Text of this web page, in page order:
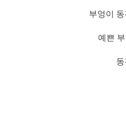
부엉이
예쁜